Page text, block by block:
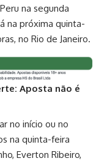
na segunda
na próxima quinta-
no Rio de Janeiro.
Aposta não é
no início ou no
na quinta-feira
Everton Ribeiro,